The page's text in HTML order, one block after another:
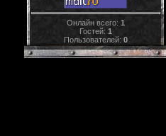
Онлайн всего: 1
Гостей: 1
Пользователей: 0